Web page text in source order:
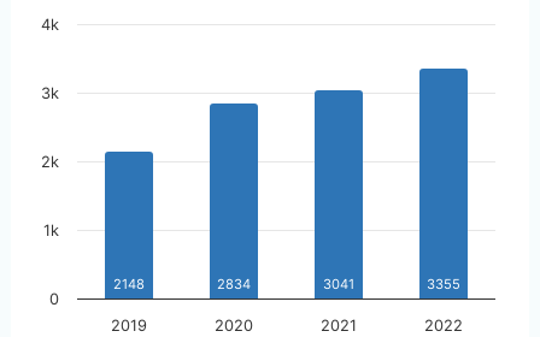
Passer à la description du graphique
2148 2834 3041 3355
2019 2020 2021 2022
0
1k
2k
3k
4k